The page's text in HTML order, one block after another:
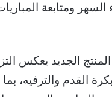
ومتابعة
الجديد يعكس
القدم والترفيه، بما